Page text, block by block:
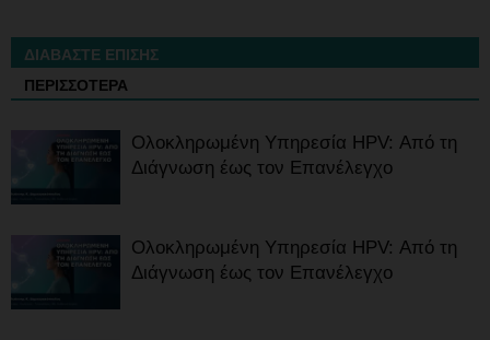
ΔΙΑΒΑΣΤΕ ΕΠΙΣΗΣ
ΠΕΡΙΣΣΟΤΕΡΑ
Ολοκληρωμένη Υπηρεσία HPV: Από τη
Διάγνωση έως τον Επανέλεγχο
Ολοκληρωμένη Υπηρεσία HPV: Από τη
Διάγνωση έως τον Επανέλεγχο